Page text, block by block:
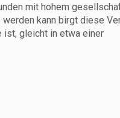
mit hohem
kann birgt diese
ist, gleicht in etwa einer